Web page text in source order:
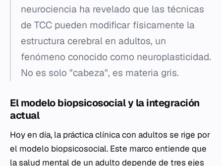
neurociencia ha revelado que las técnicas
de TCC pueden modificar físicamente la
estructura cerebral en adultos, un
fenómeno conocido como neuroplasticidad.
No es solo "cabeza", es materia gris.
El modelo biopsicosocial y la integración
actual
Hoy en día, la práctica clínica con adultos se rige por
el modelo biopsicosocial. Este marco entiende que
la salud mental de un adulto depende de tres ejes